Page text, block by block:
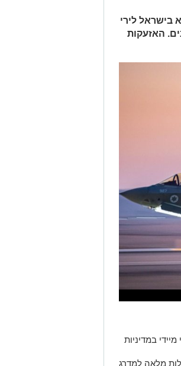
בישראל לירי
האזעקות
(ו') בשעה 3:00 יחול שינוי מיידי במדיניות
מלאה למדרג